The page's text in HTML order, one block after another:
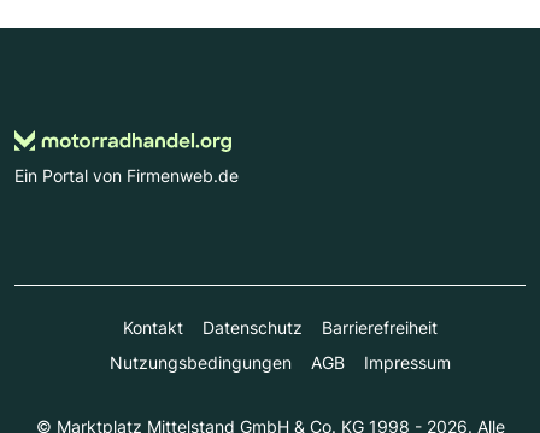
Ein Portal von Firmenweb.de
Kontakt Datenschutz
Barrierefreiheit
Nutzungsbedingungen
AGB Impressum
© Marktplatz Mittelstand GmbH & Co. KG 1998 - 2026. Alle